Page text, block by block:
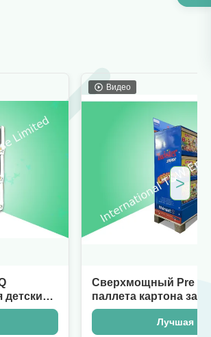
Сверхмощный Pre дисплей
паллета картона заполнения
игрушек ребенк
Лучшая цена
>